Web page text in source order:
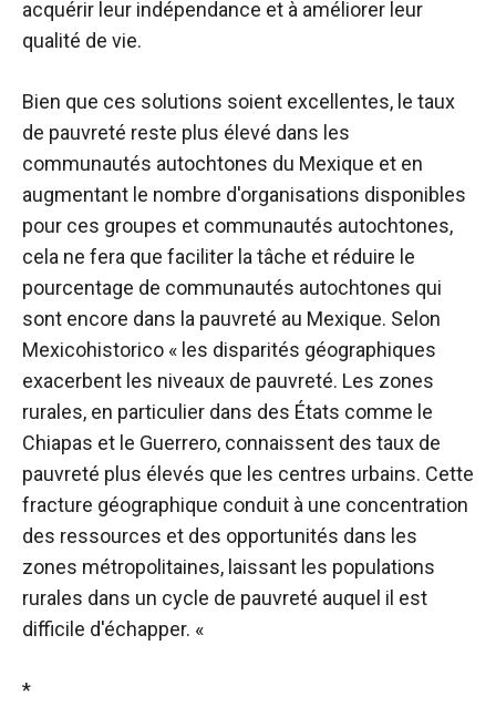
acquérir leur indépendance et à améliorer leur
qualité de vie.
Bien que ces solutions soient excellentes, le taux
de pauvreté reste plus élevé dans les
communautés autochtones du Mexique et en
augmentant le nombre d'organisations disponibles
pour ces groupes et communautés autochtones,
cela ne fera que faciliter la tâche et réduire le
pourcentage de communautés autochtones qui
sont encore dans la pauvreté au Mexique. Selon
Mexicohistorico « les disparités géographiques
exacerbent les niveaux de pauvreté. Les zones
rurales, en particulier dans des États comme le
Chiapas et le Guerrero, connaissent des taux de
pauvreté plus élevés que les centres urbains. Cette
fracture géographique conduit à une concentration
des ressources et des opportunités dans les
zones métropolitaines, laissant les populations
rurales dans un cycle de pauvreté auquel il est
difficile d'échapper. «
*